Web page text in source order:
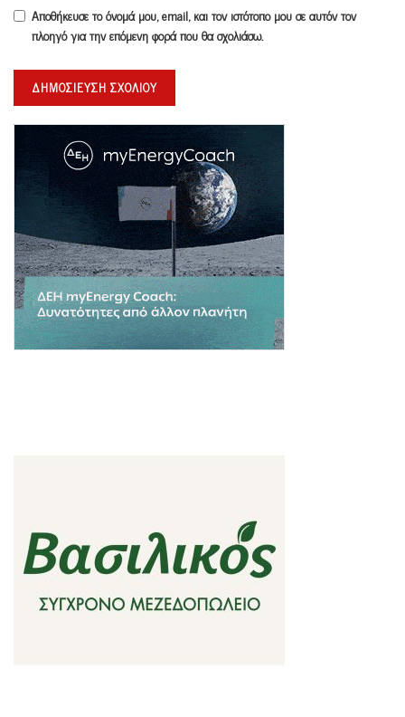
Αποθήκευσε το όνομά μου, email, και τον ιστότοπο μου σε αυτόν τον
πλοηγό για την επόμενη φορά που θα σχολιάσω.